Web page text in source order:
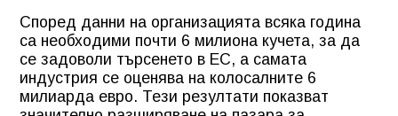
Според данни на организацията всяка година
са необходими почти 6 милиона кучета, за да
се задоволи търсенето в ЕС, а самата
индустрия се оценява на колосалните 6
милиарда евро. Тези резултати показват